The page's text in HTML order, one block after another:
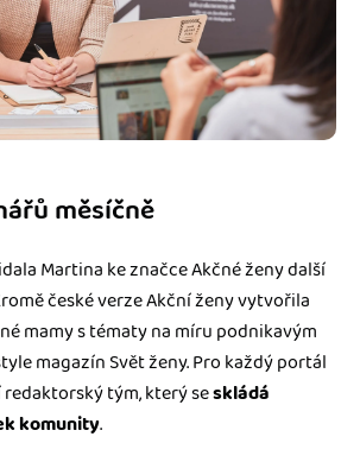
měsíčně
Martina ke značce Akčné ženy další
české verze Akční ženy vytvořila
mamy s tématy na míru podnikavým
magazín Svět ženy. Pro každý portál
tým, který seskládá
komunity.